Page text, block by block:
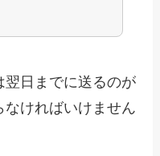
翌日までに送るのが
ければいけません